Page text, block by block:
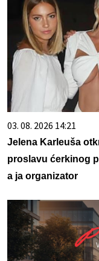
03. 08. 2026 14:21
Jelena Karleuša
proslavu ćerkinog
a ja organizator